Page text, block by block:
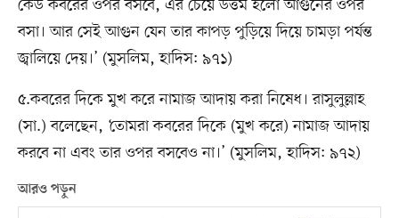
কেউ কবরের ওপর বসবে, এর চেয়ে উত্তম হলো আগুনের ওপর
বসা। আর সেই আগুন যেন তার কাপড় পুড়িয়ে দিয়ে চামড়া পর্যন্ত
জ্বালিয়ে দেয়।’ (মুসলিম, হাদিস: ৯৭১)
৫.কবরের দিকে মুখ করে নামাজ আদায় করা নিষেধ। রাসুলুল্লাহ
(সা.) বলেছেন, ‘তোমরা কবরের দিকে (মুখ করে) নামাজ আদায়
করবে না এবং তার ওপর বসবেও না।’ (মুসলিম, হাদিস: ৯৭২)
আরও পড়ুন